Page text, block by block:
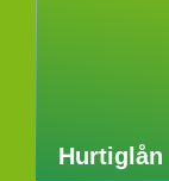
Hurtiglån